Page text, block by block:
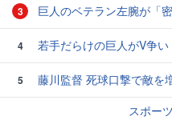
3 巨人のベテラン左腕が「
4 若手だらけの巨人がV争い
5
藤川監督 死球口撃で敵を
スポー